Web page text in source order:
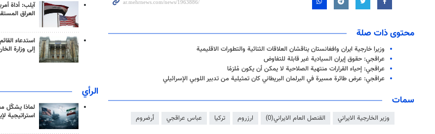
محتوى ذات صلة
وزيرا خارجية ايران وافغانستان يناقشان العلاقات الثنائية والتطورات الاقليمية
عراقجي: حقوق إيران السيادية غير قابلة للتفاوض
عراقجي: إحياء القرارات منتهية الصلاحية لا يمكن أن يكون مُلزمًا
عراقجي: عرض طائرة مسيرة في البرلمان البريطاني كان تمثيلية من تدبير اللوبي الإسرائيلي
سمات
وزير الخارجية الايراني القنصل العام الايراني(0) ارزروم تركيا عباس عراقجي أرضروم
آيلب: أداة
العراق
استدعاء
إلى وزارة
الرأي
لماذا يشكّل
استراتيجية